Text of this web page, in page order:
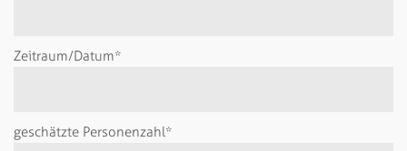
Zeitraum/Datum*
geschätzte Personenzahl*